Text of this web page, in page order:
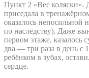
Пункт 2 «Вес коляски».
приседала в
оказалось непосильной
по наследству). Даже
первом этаже,
два — три раза в день с
ребёнком в зубах,
сердце.